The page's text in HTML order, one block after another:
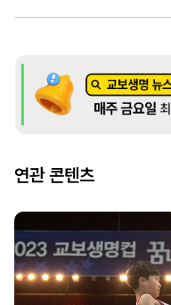
연관 콘텐츠